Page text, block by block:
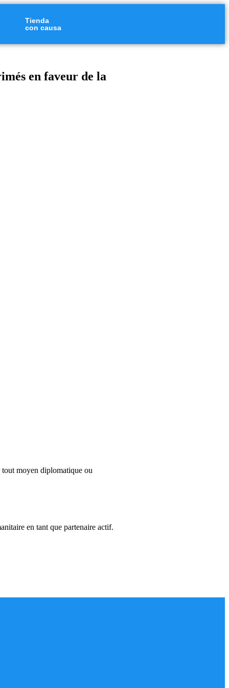
Tienda
con causa
en faveur de la
moyen diplomatique ou
en tant que partenaire actif.